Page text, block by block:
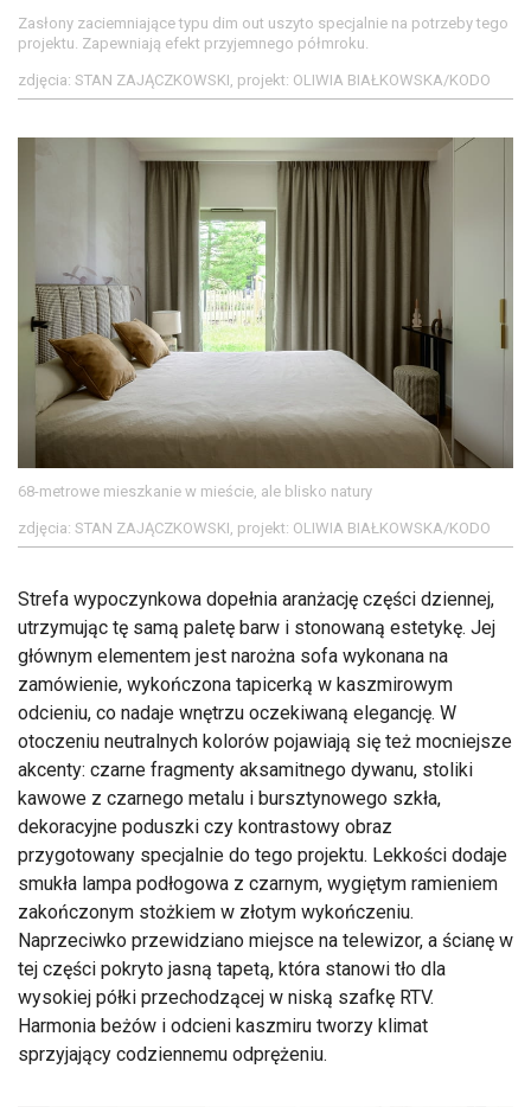
Zasłony zaciemniające typu dim out uszyto specjalnie na potrzeby tego
projektu. Zapewniają efekt przyjemnego półmroku.
zdjęcia: STAN ZAJĄCZKOWSKI, projekt: OLIWIA BIAŁKOWSKA/KODO
68-metrowe mieszkanie w mieście, ale blisko natury
zdjęcia: STAN ZAJĄCZKOWSKI, projekt: OLIWIA BIAŁKOWSKA/KODO
Strefa wypoczynkowa dopełnia aranżację części dziennej,
utrzymując tę samą paletę barw i stonowaną estetykę. Jej
głównym elementem jest narożna sofa wykonana na
zamówienie, wykończona tapicerką w kaszmirowym
odcieniu, co nadaje wnętrzu oczekiwaną elegancję. W
otoczeniu neutralnych kolorów pojawiają się też mocniejsze
akcenty: czarne fragmenty aksamitnego dywanu, stoliki
kawowe z czarnego metalu i bursztynowego szkła,
dekoracyjne poduszki czy kontrastowy obraz
przygotowany specjalnie do tego projektu. Lekkości dodaje
smukła lampa podłogowa z czarnym, wygiętym ramieniem
zakończonym stożkiem w złotym wykończeniu.
Naprzeciwko przewidziano miejsce na telewizor, a ścianę w
tej części pokryto jasną tapetą, która stanowi tło dla
wysokiej półki przechodzącej w niską szafkę RTV.
Harmonia beżów i odcieni kaszmiru tworzy klimat
sprzyjający codziennemu odprężeniu.